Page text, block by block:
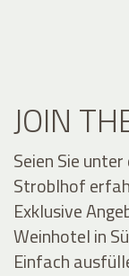
JOIN
Seien Sie
Stroblhof
Exklusive
Weinhotel in
Einfach